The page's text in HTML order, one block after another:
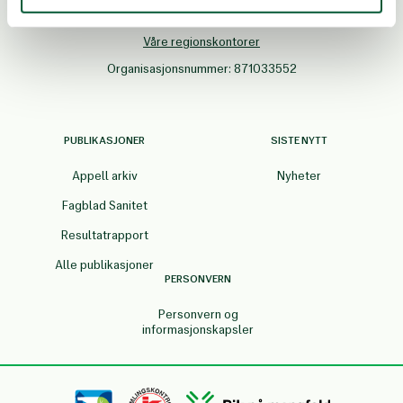
Besøksadresse: Møllergata 2b, 4. etasje, 0155 OSLO
Våre regionskontorer
Organisasjonsnummer: 871033552
PUBLIKASJONER
Appell arkiv
Fagblad Sanitet
Resultatrapport
Alle publikasjoner
SISTE NYTT
Nyheter
PERSONVERN
Personvern og
informasjonskapsler